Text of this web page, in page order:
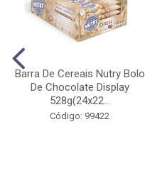
Barra De Cereais Nutry Bolo
De Chocolate Display
528g(24x22...
Código: 99422